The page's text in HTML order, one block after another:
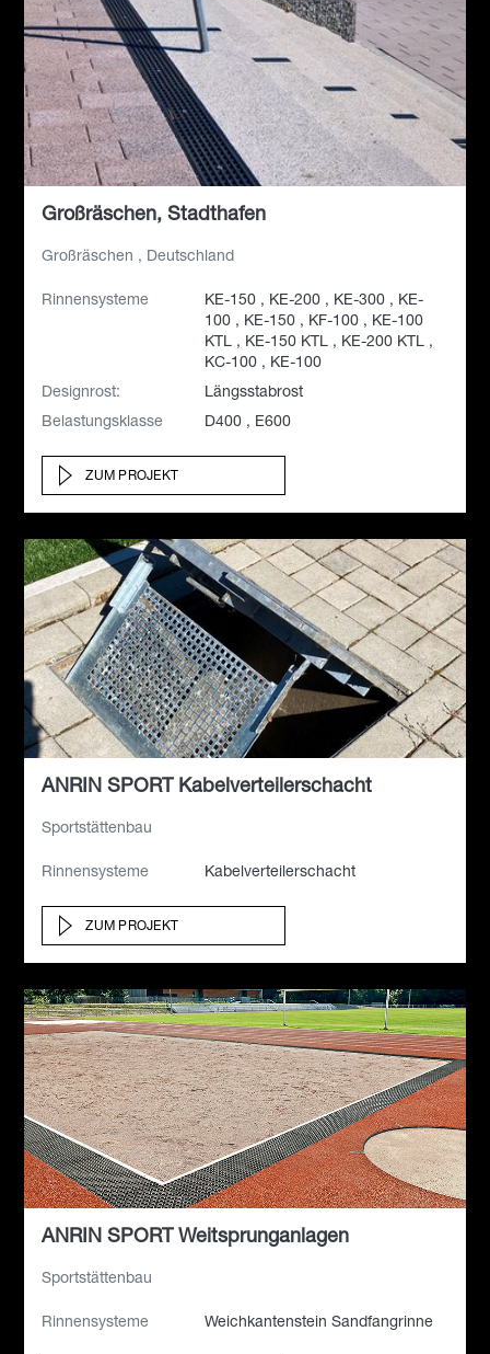
Großräschen, Stadthafen
Großräschen , Deutschland
Rinnensysteme
KE-150 , KE-200 , KE-300 , KE-
100 , KE-150 , KF-100 , KE-100
KTL , KE-150 KTL , KE-200 KTL ,
KC-100 , KE-100
Designrost:
Längsstabrost
Belastungsklasse
D400 , E600
ZUM PROJEKT
ANRIN SPORT Kabelverteilerschacht
Sportstättenbau
Rinnensysteme Kabelverteilerschacht
ZUM PROJEKT
ANRIN SPORT Weitsprunganlagen
Sportstättenbau
Rinnensysteme Weichkantenstein Sandfangrinne